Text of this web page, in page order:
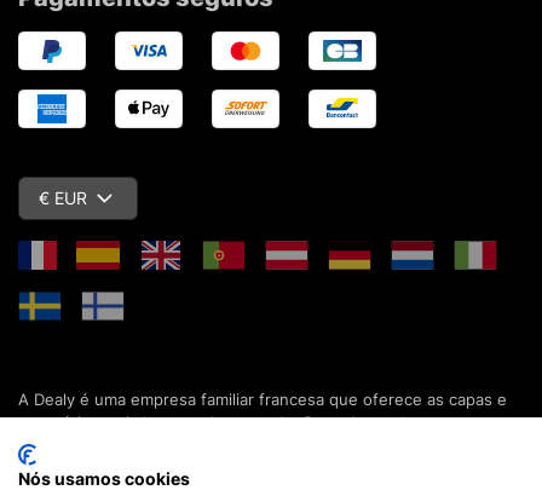
€ EUR
A Dealy é uma empresa familiar francesa que oferece as capas e
acessórios mais baratos do mercado. Descubra todas as nossas
colecções de capas, estojos, protecções de ecrã e acessórios
para o seu smartphone, tablet, computador ou relógio conectado.
Desde 2012, apresentamos novidades todos os dias para lhe
Nós usamos cookies